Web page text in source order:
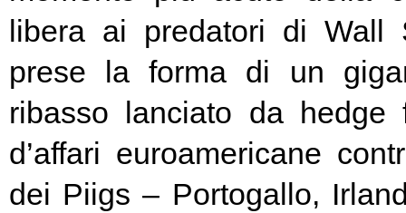
libera ai predatori di Wall
prese la forma di un
ribasso lanciato da hedge
d’affari euroamericane
dei Piigs – Portogallo,